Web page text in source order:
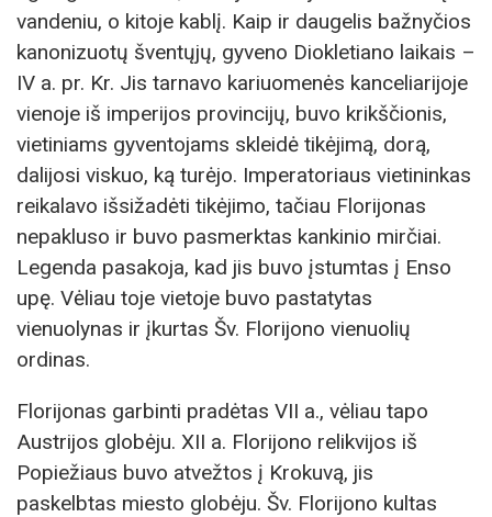
vandeniu, o kitoje kablį. Kaip ir daugelis bažnyčios
kanonizuotų šventųjų, gyveno Diokletiano laikais –
IV a. pr. Kr. Jis tarnavo kariuomenės kanceliarijoje
vienoje iš imperijos provincijų, buvo krikščionis,
vietiniams gyventojams skleidė tikėjimą, dorą,
dalijosi viskuo, ką turėjo. Imperatoriaus vietininkas
reikalavo išsižadėti tikėjimo, tačiau Florijonas
nepakluso ir buvo pasmerktas kankinio mirčiai.
Legenda pasakoja, kad jis buvo įstumtas į Enso
upę. Vėliau toje vietoje buvo pastatytas
vienuolynas ir įkurtas Šv. Florijono vienuolių
ordinas.
Florijonas garbinti pradėtas VII a., vėliau tapo
Austrijos globėju. XII a. Florijono relikvijos iš
Popiežiaus buvo atvežtos į Krokuvą, jis
paskelbtas miesto globėju. Šv. Florijono kultas